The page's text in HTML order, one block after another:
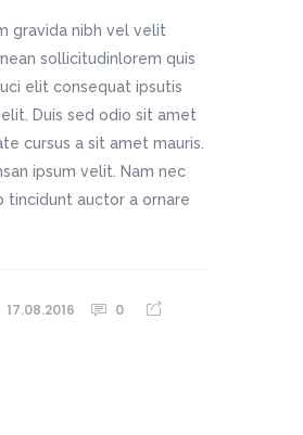
gravida nibh vel velit
sollicitudinlorem quis
elit consequat ipsutis
Duis sed odio sit amet
cursus a sit amet mauris.
ipsum velit. Nam nec
tincidunt auctor a ornare
17.08.2016 0